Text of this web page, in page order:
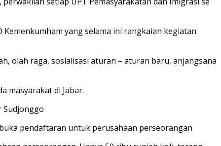
yang selama ini rangkaian kegiatan
olah raga, sosialisasi aturan – aturan baru, anjangsana
masyarakat di Jabar.
Sudjonggo
pendaftaran untuk perusahaan perseorangan.